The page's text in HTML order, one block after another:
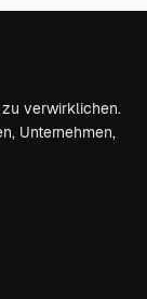
verwirklichen.
Unternehmen,